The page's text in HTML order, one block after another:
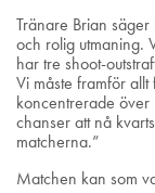
Tränare Brian
och rolig utmaning.
har tre shoot-
Vi måste framför
koncentrerade
chanser att nå
matcherna.”
Matchen kan som